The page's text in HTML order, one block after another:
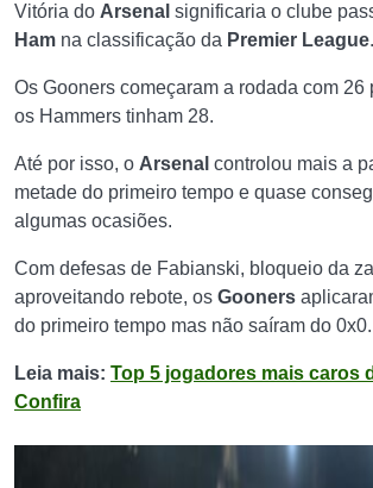
Vitória do Arsenal significaria o clube
Ham na classificação da Premier League.
Os Gooners começaram a rodada com 26
os Hammers tinham 28.
Até por isso, o Arsenal controlou mais a
metade do primeiro tempo e quase
algumas ocasiões.
Com defesas de Fabianski, bloqueio da
aproveitando rebote, os Gooners
do primeiro tempo mas não saíram do 0x0.
Leia mais: Top 5 jogadores mais caros
Confira